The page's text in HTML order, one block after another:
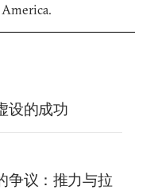
设的成功
争议：推力与拉